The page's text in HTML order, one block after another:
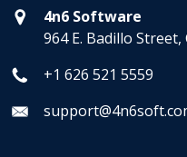
4n6 Software
964 E. Badillo Street,
+1 626 521 5559